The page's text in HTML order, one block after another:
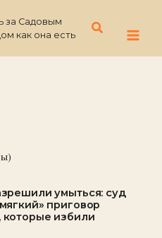
за Садовым
как она есть
Поиск
умыться: суд
приговор
которые избили